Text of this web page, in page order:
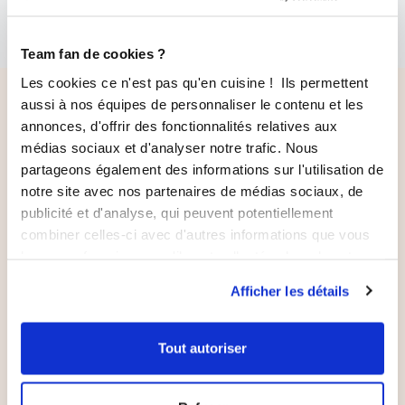
Team fan de cookies ?
Les cookies ce n'est pas qu'en cuisine ! Ils permettent
aussi à nos équipes de personnaliser le contenu et les
annonces, d'offrir des fonctionnalités relatives aux
médias sociaux et d'analyser notre trafic. Nous
partageons également des informations sur l'utilisation de
notre site avec nos partenaires de médias sociaux, de
publicité et d'analyse, qui peuvent potentiellement
combiner celles-ci avec d'autres informations que vous
Afficher les détails
Tout autoriser
7,90 €
Nos pépites à découvrir
-15%
AJOUTER AU PANIER